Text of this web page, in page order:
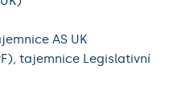
AS UK
tajemnice Legislativní